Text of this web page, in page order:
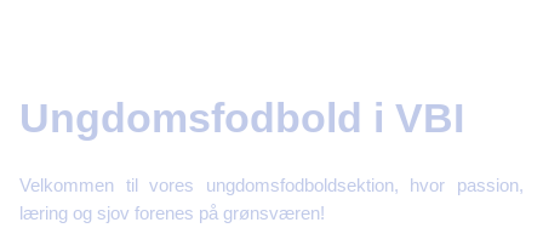
Ungdomsfodbold i VBI
Velkommen til vores ungdomsfodboldsektion, hvor passion,
læring og sjov forenes på grønsværen!